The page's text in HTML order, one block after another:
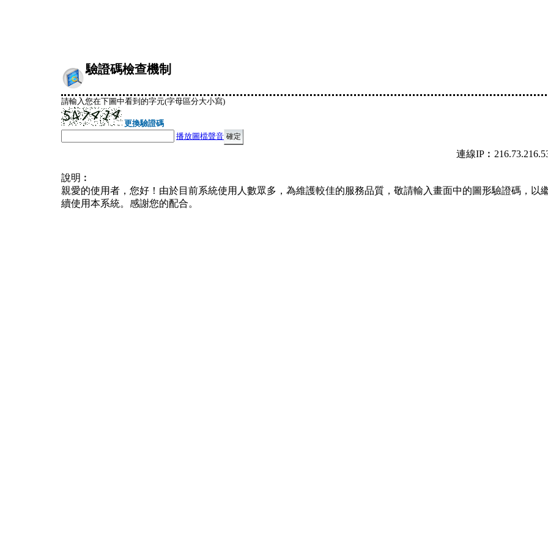
驗證碼檢查機制
請輸入您在下圖中看到的字元(字母區分大小寫)
更換驗證碼
播放圖檔聲音
連線
說明︰
親愛的使用者，您好！由於目前系統使用人數眾多，為維護較佳的服務品質，敬請輸入畫面中的圖形驗證碼，以
續使用本系統。感謝您的配合。